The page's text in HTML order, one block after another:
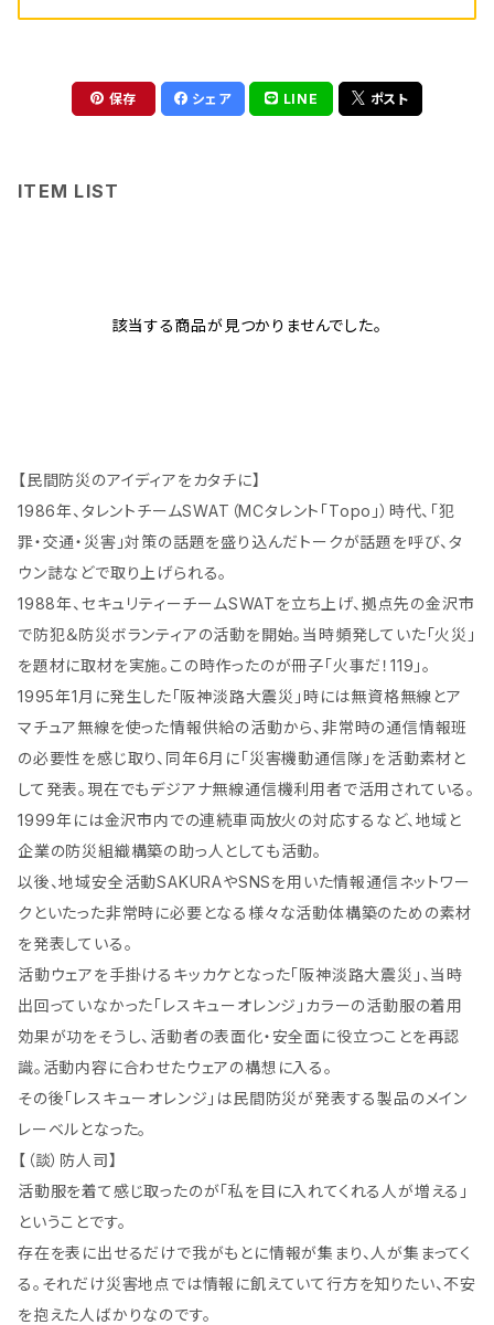
保存 シェア LINE ポスト
ITEM LIST
該当する商品が見つかりませんでした。
【民間防災のアイディアをカタチに】
1986年、タレントチームSWAT（MCタレント「Topo」）時代、「犯
罪・交通・災害」対策の話題を盛り込んだトークが話題を呼び、タ
ウン誌などで取り上げられる。
1988年、セキュリティーチームSWATを立ち上げ、拠点先の金沢市
で防犯＆防災ボランティアの活動を開始。当時頻発していた「火災」
を題材に取材を実施。この時作ったのが冊子「火事だ！119」。
1995年1月に発生した「阪神淡路大震災」時には無資格無線とア
マチュア無線を使った情報供給の活動から、非常時の通信情報班
の必要性を感じ取り、同年6月に「災害機動通信隊」を活動素材と
して発表。現在でもデジアナ無線通信機利用者で活用されている。
1999年には金沢市内での連続車両放火の対応するなど、地域と
企業の防災組織構築の助っ人としても活動。
以後、地域安全活動SAKURAやSNSを用いた情報通信ネットワー
クといたった非常時に必要となる様々な活動体構築のための素材
を発表している。
活動ウェアを手掛けるキッカケとなった「阪神淡路大震災」、当時
出回っていなかった「レスキューオレンジ」カラーの活動服の着用
効果が功をそうし、活動者の表面化・安全面に役立つことを再認
識。活動内容に合わせたウェアの構想に入る。
その後「レスキューオレンジ」は民間防災が発表する製品のメイン
レーベルとなった。
【（談）防人司】
活動服を着て感じ取ったのが「私を目に入れてくれる人が増える」
ということです。
存在を表に出せるだけで我がもとに情報が集まり、人が集まってく
る。それだけ災害地点では情報に飢えていて行方を知りたい、不安
を抱えた人ばかりなのです。